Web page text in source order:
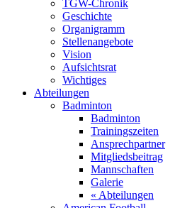
TGW-Chronik
Geschichte
Organigramm
Stellenangebote
Vision
Aufsichtsrat
Wichtiges
Abteilungen
Badminton
Badminton
Trainingszeiten
Ansprechpartner
Mitgliedsbeitrag
Mannschaften
Galerie
« Abteilungen